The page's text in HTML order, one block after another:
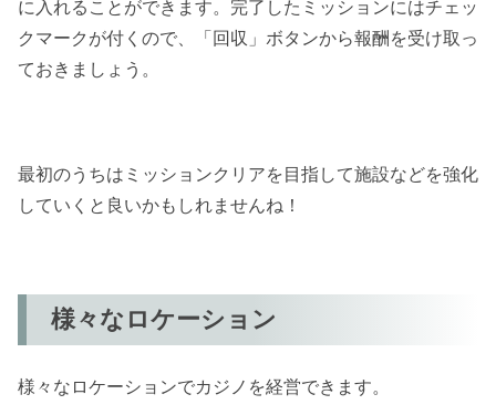
に入れることができます。完了したミッションにはチェッ
クマークが付くので、「回収」ボタンから報酬を受け取っ
ておきましょう。
最初のうちはミッションクリアを目指して施設などを強化
していくと良いかもしれませんね！
様々なロケーション
様々なロケーションでカジノを経営できます。